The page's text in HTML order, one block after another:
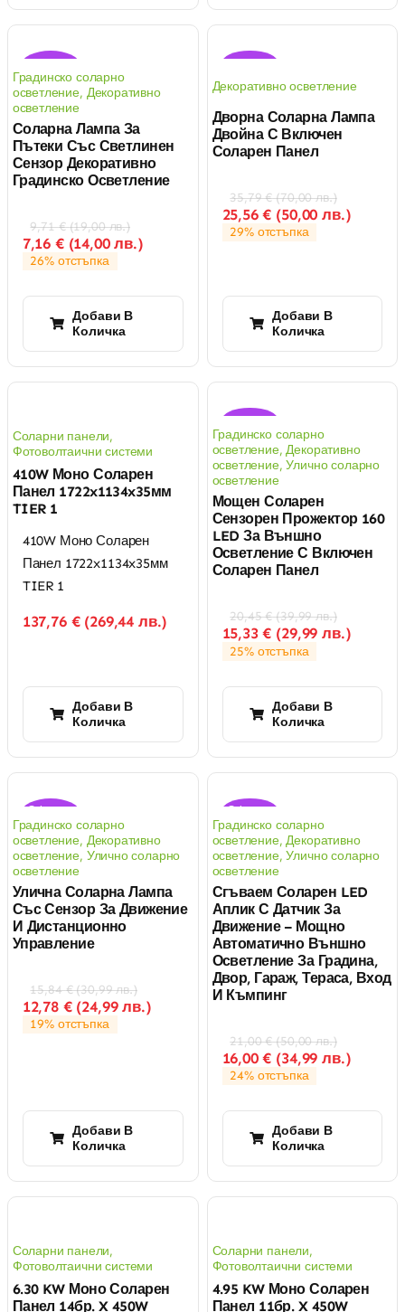
Оферта!
Градинско соларно
осветление, Декоративно
осветление
Соларна Лампа За
Пътеки Със Светлинен
Сензор Декоративно
Градинско Осветление
9,71€ (19,00лв.)
7,16 € (14,00лв.)
26% отстъпка
Добави В
Количка
Оферта!
Декоративно осветление
Дворна Соларна Лампа
Двойна С Включен
Соларен Панел
35,79€ (70,00лв.)
25,56€ (50,00 лв.)
29% отстъпка
Добави В
Количка
Соларни панели,
Фотоволтаични системи
410W Моно Соларен
Панел 1722x1134x35мм
TIER 1
410W Моно Соларен
Панел 1722x1134x35мм
TIER 1
137,76 € (269,44 лв.)
Добави В
Количка
Градинско соларно
осветление,Декоративно
осветление,Улично соларно
осветление
Мощен Соларен
Сензорен Прожектор 160
LED За Външно
Осветление С Включен
Соларен Панел
20,45€ (39,99лв.)
15,33€ (29,99 лв.)
25% отстъпка
Добави В
Количка
Оферта!
Градинско соларно
осветление, Декоративно
осветление, Улично соларно
осветление
Улична Соларна Лампа
Със Сензор За Движение
И Дистанционно
Управление
15,84€ (30,99лв.)
12,78 € (24,99лв.)
19% отстъпка
Добави В
Количка
Оферта!
Градинско соларно
осветление,Декоративно
осветление,Улично соларно
осветление
Сгъваем Соларен LED
Аплик С Датчик За
Движение – Мощно
Автоматично Външно
Осветление За Градина,
Двор, Гараж, Тераса, Вход
И Къмпинг
21,00€ (50,00лв.)
16,00€ (34,99 лв.)
24% отстъпка
Добави В
Количка
Соларни панели,
Фотоволтаични системи
6.30 KW Моно Соларен
Панел 14бр. X 450W
Соларни панели,
Фотоволтаични системи
4.95 KW Моно Соларен
Панел 11бр. X 450W